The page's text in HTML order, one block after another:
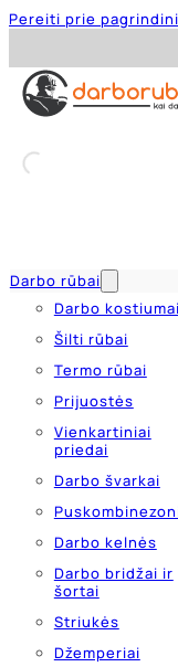
Pereiti prie
Darbo rūbai
Darbo kostiumai
Šilti rūbai
Termo rūbai
Prijuostės
Vienkartiniai
priedai
Darbo švarkai
Darbo kelnės
Darbo bridžai ir
šortai
Striukės
Džemperiai